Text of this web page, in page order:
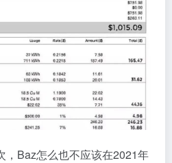
，Baz怎么也不应该在2021年